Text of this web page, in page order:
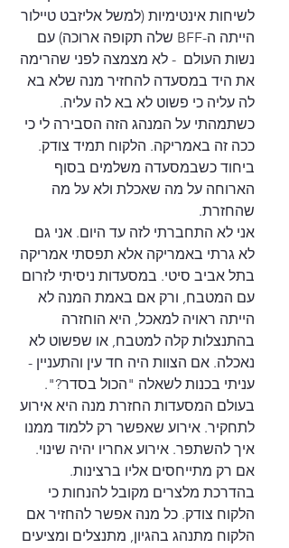
לשיחות אינטימיות (למשל אליזבט טיילור
הייתה ה-BFF שלה תקופה ארוכה) עם
נשות העולם  - לא מצמצה לפני שהרימה
את היד במסעדה להחזיר מנה שלא בא
לה עליה כי פשוט לא בא לה עליה.
כשתמהתי על המנהג הזה הסבירה לי כי
ככה זה באמריקה. הלקוח תמיד צודק.
ביחוד כשבמסעדה משלמים בסוף
הארוחה על מה שאכלת ולא על מה
שהחזרת.
אני לא התחברתי לזה עד היום. אני גם
לא גרתי באמריקה אלא תפסתי אמריקה
בתל אביב סיטי. במסעדות ניסיתי לזרום
עם המטבח, ורק אם באמת המנה לא
הייתה ראויה למאכל, היא הוחזרה
בהתנצלות קלה למטבח, או שפשוט לא
נאכלה. אם הצוות היה חד עין והתעניין -
עניתי בכנות לשאלה "הכול בסדר?".
בעולם המסעדות החזרת מנה היא אירוע
לתחקיר. אירוע שאפשר רק ללמוד ממנו
איך להשתפר. אירוע אחריו יהיה שינוי.
אם רק מתייחסים אליו ברצינות.
בהדרכת מלצרים מקובל להנחות כי
הלקוח צודק. כל מנה אפשר להחזיר אם
הלקוח מתנהג בהגיון, מתנצלים ומציעים